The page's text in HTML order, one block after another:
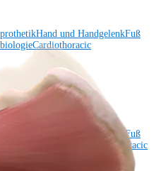
Hand und HandgelenkFuß
Cardiothoracic
Hand und HandgelenkFuß
Cardiothoracic